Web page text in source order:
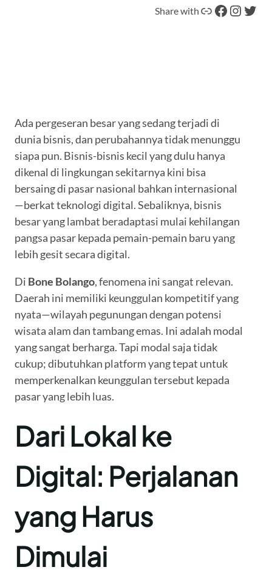
Share with Tautan Facebook Instagram Twitter
Ada pergeseran besar yang sedang terjadi di
dunia bisnis, dan perubahannya tidak menunggu
siapa pun. Bisnis-bisnis kecil yang dulu hanya
dikenal di lingkungan sekitarnya kini bisa
bersaing di pasar nasional bahkan internasional
—berkat teknologi digital. Sebaliknya, bisnis
besar yang lambat beradaptasi mulai kehilangan
pangsa pasar kepada pemain-pemain baru yang
lebih gesit secara digital.
Di Bone Bolango, fenomena ini sangat relevan.
Daerah ini memiliki keunggulan kompetitif yang
nyata—wilayah pegunungan dengan potensi
wisata alam dan tambang emas. Ini adalah modal
yang sangat berharga. Tapi modal saja tidak
cukup; dibutuhkan platform yang tepat untuk
memperkenalkan keunggulan tersebut kepada
pasar yang lebih luas.
Dari Lokal ke
Digital: Perjalanan
yang Harus
Dimulai